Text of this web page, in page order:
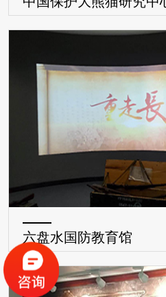
六盘水国防教育馆